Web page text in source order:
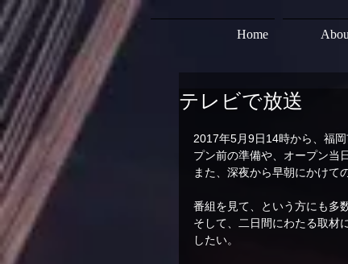
Home
テレビで放送
2017年5月9日14時から、福
プン前の準備や、オープン当
また、深夜から早朝にかけて
番組を見て、という方にも多
そして、二日間にわたる取材
したい。